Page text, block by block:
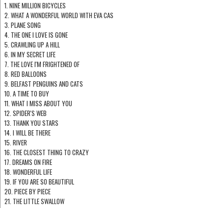
1. NINE MILLION BICYCLES
2. WHAT A WONDERFUL WORLD WITH EVA CAS
3. PLANE SONG
4. THE ONE I LOVE IS GONE
5. CRAWLING UP A HILL
6. IN MY SECRET LIFE
7. THE LOVE I'M FRIGHTENED OF
8. RED BALLOONS
9. BELFAST PENGUINS AND CATS
10. A TIME TO BUY
11. WHAT I MISS ABOUT YOU
12. SPIDER'S WEB
13. THANK YOU STARS
14. I WILL BE THERE
15. RIVER
16. THE CLOSEST THING TO CRAZY
17. DREAMS ON FIRE
18. WONDERFUL LIFE
19. IF YOU ARE SO BEAUTIFUL
20. PIECE BY PIECE
21. THE LITTLE SWALLOW